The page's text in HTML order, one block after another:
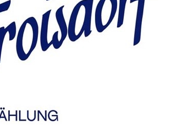
Diese Konstellation, der schweigende Gigant
zugängliche, dann ernüchternde Salzgraf,
des Bandes. Es geht um die Suche nach
Vorbilder anrichten, wenn sie an ihre
Fischer erzählt das mit einer
Erzählt wird nicht linear. Neben dem 18-